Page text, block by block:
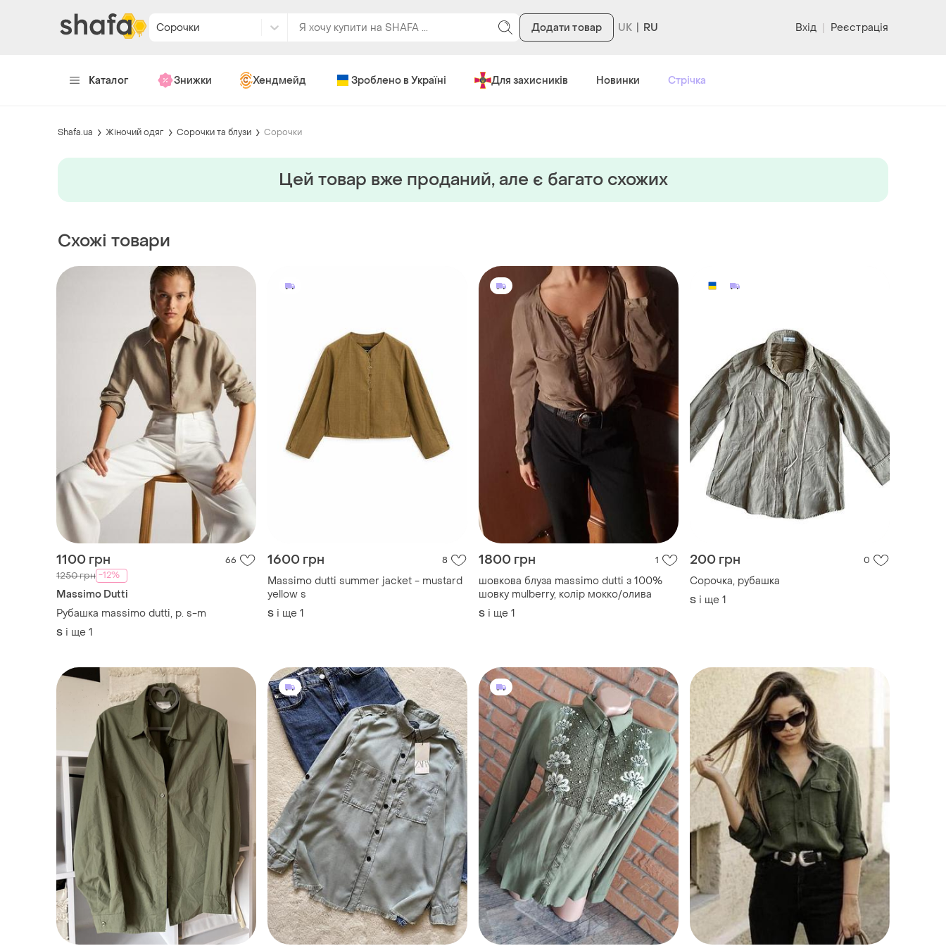
Сорочки Додати товар RU Вхід | Реєстрація
Каталог Знижки Хендмейд Зроблено в Україні Для захисників Новинки Стрічка
Shafa.ua Жіночий одяг Сорочки та блузи Сорочки
Цей товар вже проданий, але є багато схожих
Схожі товари
1100 грн 66
1250 грн -12%
Massimo Dutti
Рубашка massimo dutti, р. s-m
S і ще 1
1600 грн 8
Massimo dutti summer jacket - mustard
yellow s
S і ще 1
1800 грн 1
​шовкова блуза massimo dutti з 100%
шовку mulberry, колір мокко/олива
S і ще 1
200 грн 0
Сорочка, рубашка
S і ще 1